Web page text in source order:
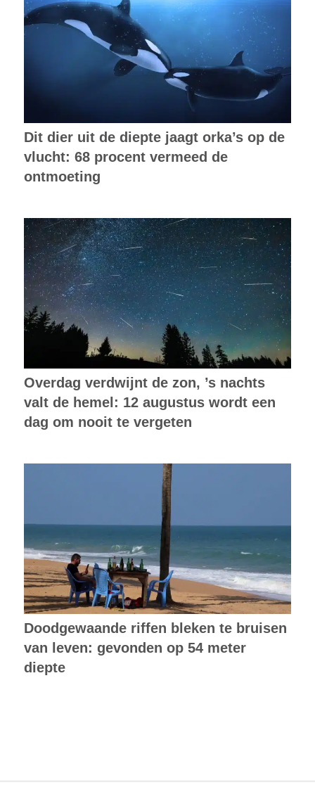
Dit dier uit de diepte jaagt orka’s op de
vlucht: 68 procent vermeed de
ontmoeting
Overdag verdwijnt de zon, ’s nachts
valt de hemel: 12 augustus wordt een
dag om nooit te vergeten
Doodgewaande riffen bleken te bruisen
van leven: gevonden op 54 meter
diepte